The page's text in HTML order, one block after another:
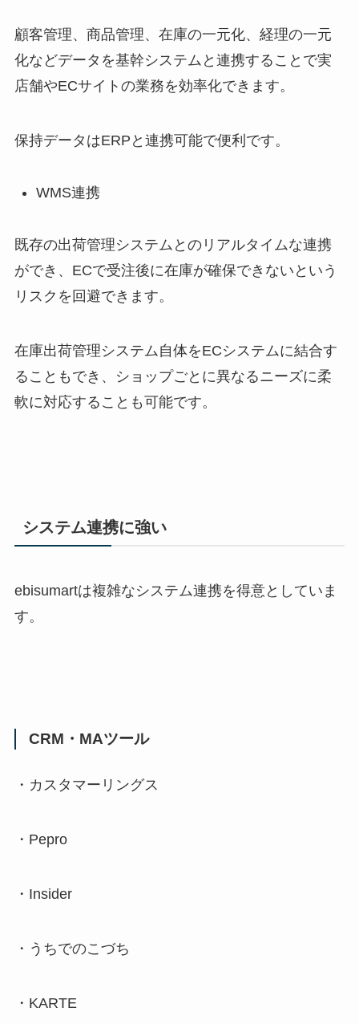
顧客管理、商品管理、在庫の一元化、経理の一元
化などデータを基幹システムと連携することで実
店舗やECサイトの業務を効率化できます。
保持データはERP と連携可能で便利です。
WMS連携
既存の出荷管理システムとのリアルタイムな連携
ができ、 ECで受注後に在庫が確保できないという
リスクを回避できます。
在庫出荷管理システム自体をECシステムに結合す
ることもでき、ショップごとに異なるニーズに柔
軟に対応することも可能です。
システム連携に強い
ebisumartは複雑なシステム連携を得意としていま
す。
CRM ・ MAツール
・カスタマーリングス
・ Pepro
・ Insider
・うちでのこづち
・ KARTE